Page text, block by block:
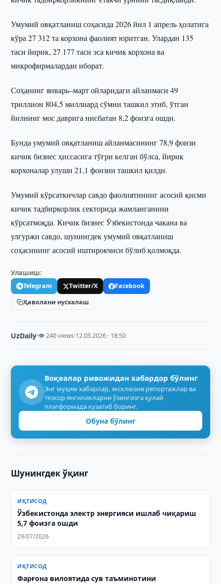
Умумий овқатланиш соҳасида 2026 йил 1 апрель ҳолатига
кўра 27 312 та корхона фаолият юритган. Улардан 135
таси йирик, 27 177 таси эса кичик корхона ва
микрофирмалардан иборат.
Соҳанинг январь–март ойларидаги айланмаси 49
триллион 804,5 миллиард сўмни ташкил этиб, ўтган
йилнинг мос даврига нисбатан 8,2 фоизга ошди.
Бунда умумий овқатланиш айланмасининг 78,9 фоизи
кичик бизнес ҳиссасига тўғри келган бўлса, йирик
корхоналар улуши 21,1 фоизни ташкил қилди.
Умумий кўрсаткичлар савдо фаолиятининг асосий қисми
кичик тадбиркорлик секторида жамланганини
кўрсатмоқда. Кичик бизнес Ўзбекистонда чакана ва
улгуржи савдо, шунингдек умумий овқатланиш
соҳасининг асосий иштирокчиси бўлиб қолмоқда.
Улашиш:
Telegram Twitter/X
Facebook
Ҳаволани нусхалаш
UzDaily·👁 240 views·12.05.2026 · 18:50
Воқеалар ривожидан хабардор бўлинг
Энг муҳим хабарлар, эксклюзив репортажлар ва
тезкор янгиликларни ўзингизга қулай
платформада кузатиб боринг.
Обуна бўлинг
Шунингдек ўқинг
ИҚТИСОД
Ўзбекистонда электр энергияси ишлаб чиқариш
5,7 фоизга ошди
29/07/2026
ИҚТИСОД
Фарғона вилоятида сув таъминотини